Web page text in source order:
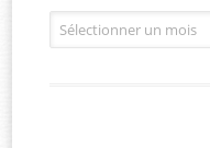
Archives